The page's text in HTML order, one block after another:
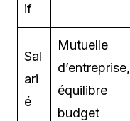
if
Sal
ari
é
Mutuelle
d’entreprise,
équilibre
budget